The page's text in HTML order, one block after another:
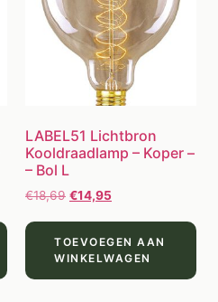
LABEL51 Lichtbron
Kooldraadlamp – Koper –
– Bol L
€18,69 €14,95
TOEVOEGEN AAN
WINKELWAGEN